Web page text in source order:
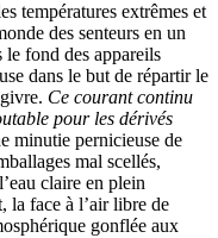
températures extrêmes et
des senteurs en un
fond des appareils
dans le but de répartir le
Ce courant continu
pour les dérivés
minutie pernicieuse de
mal scellés,
claire en plein
la face à l’air libre de
gonflée aux